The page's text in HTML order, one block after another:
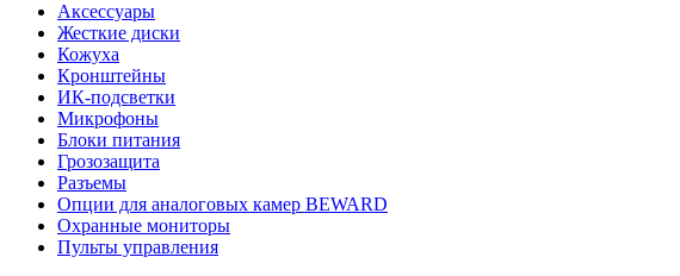
Аксессуары
Жесткие диски
Кожуха
Кронштейны
ИК-подсветки
Микрофоны
Блоки питания
Грозозащита
Разъемы
Опции для аналоговых камер BEWARD
Охранные мониторы
Пульты управления